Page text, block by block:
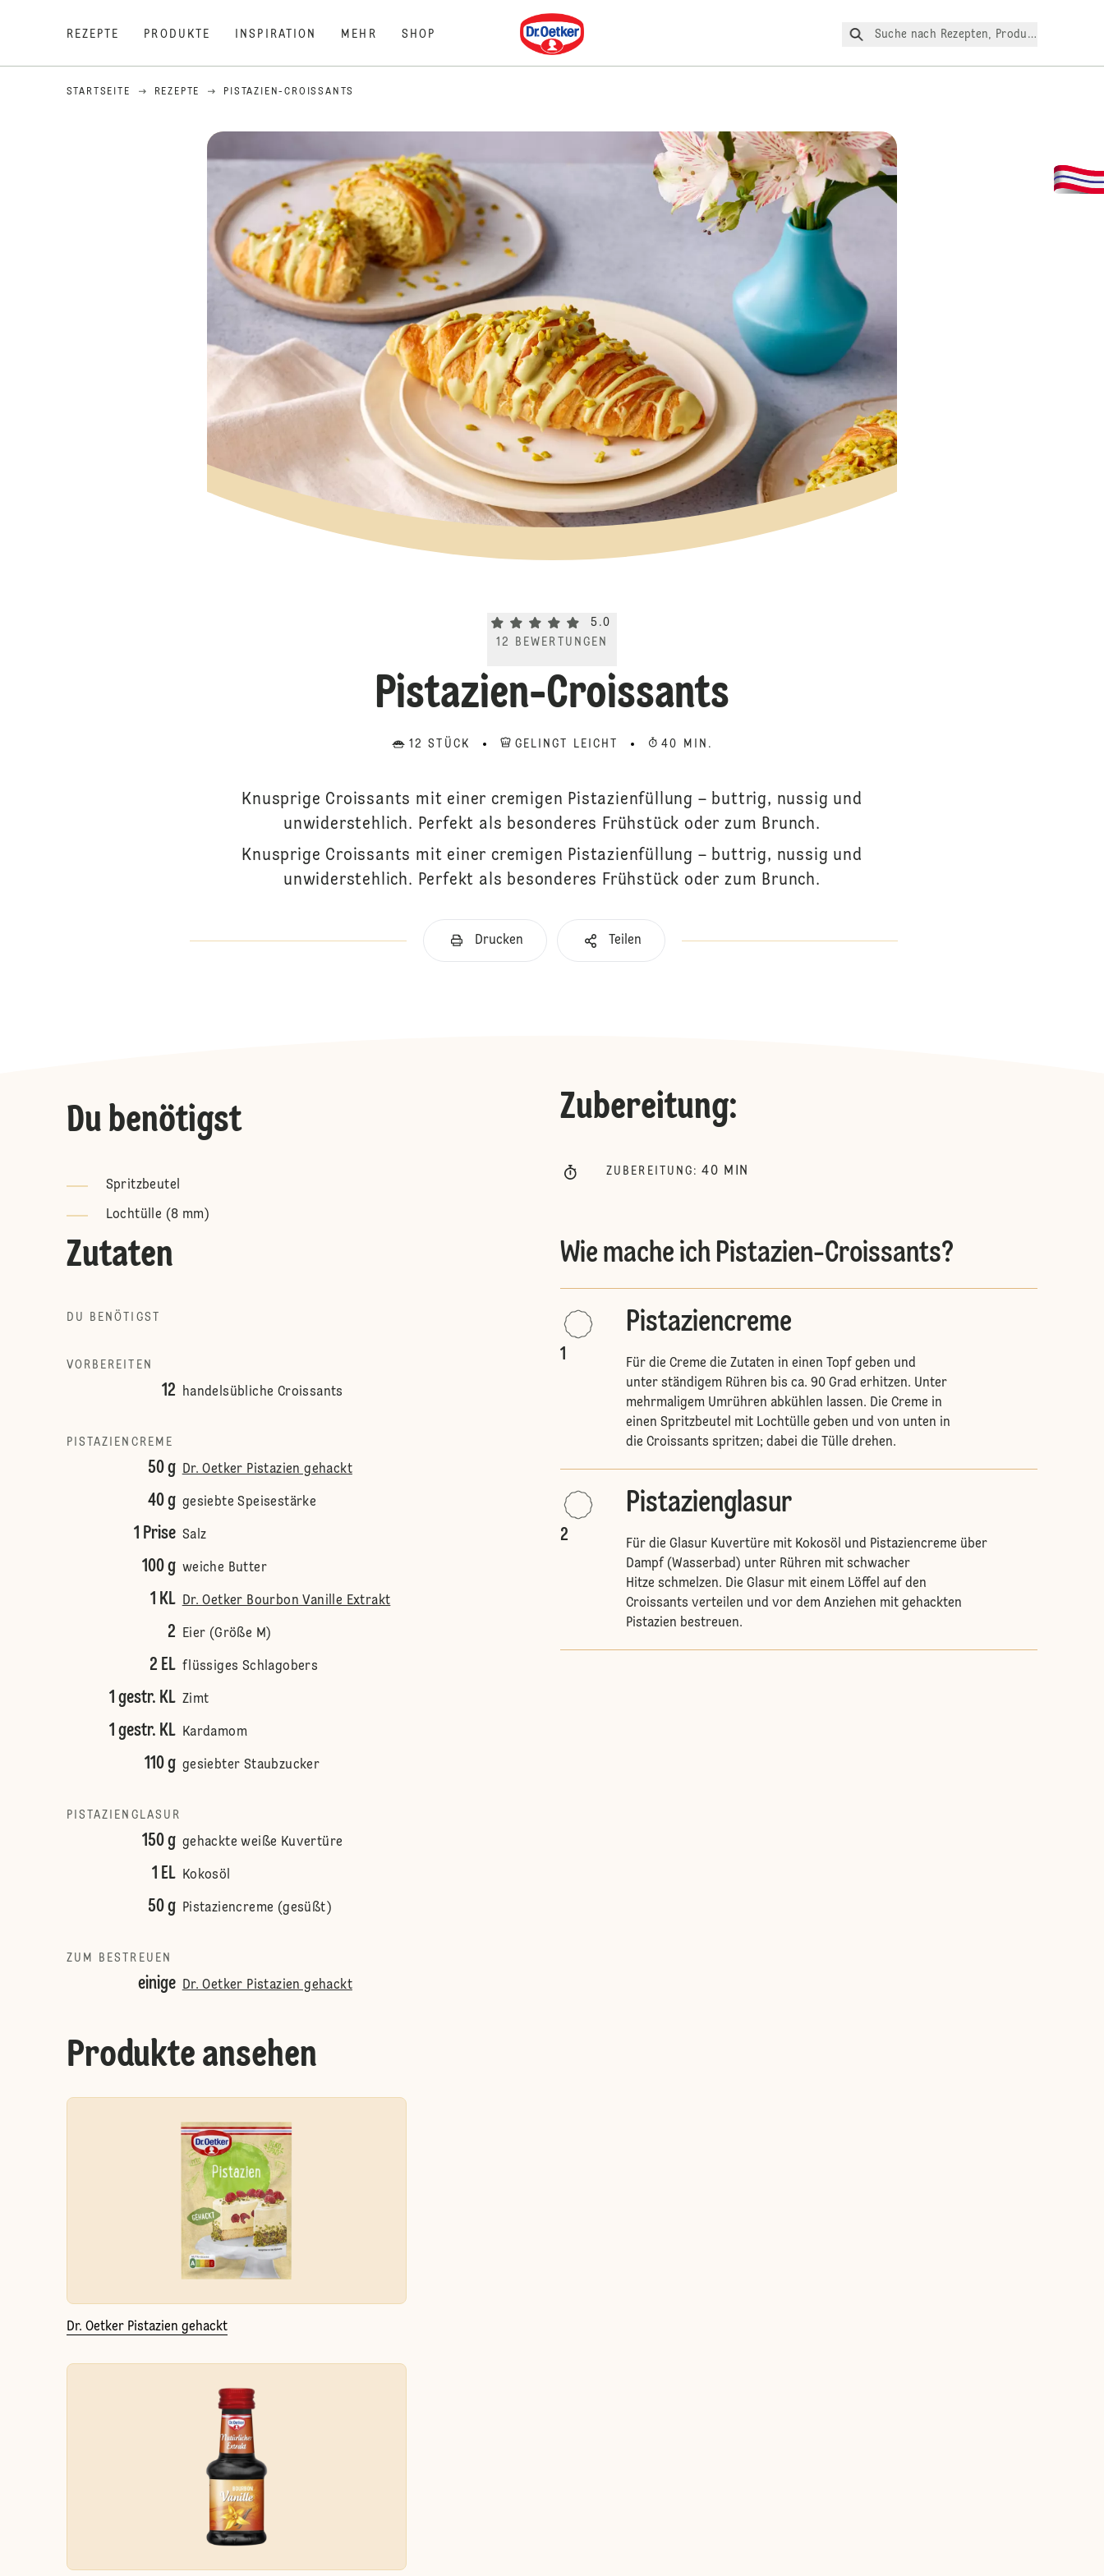
REZEPTE PRODUKTE INSPIRATION MEHR SHOP
Dr. Oetker
Suche nach Rezepten, Produkte, etc.
STARTSEITE REZEPTE PISTAZIEN-CROISSANTS
Current rating 5.0. Click to rate.
5.0
12
BEWERTUNGEN
Pistazien-Croissants
12 STÜCK GELINGT LEICHT 40 MIN.
Knusprige Croissants mit einer cremigen Pistazienfüllung – buttrig, nussig und
unwiderstehlich. Perfekt als besonderes Frühstück oder zum Brunch.
Knusprige Croissants mit einer cremigen Pistazienfüllung – buttrig, nussig und
unwiderstehlich. Perfekt als besonderes Frühstück oder zum Brunch.
Drucken Teilen
Du benötigst
Spritzbeutel
Lochtülle (8 mm)
Zutaten
DU BENÖTIGST
VORBEREITEN
12 handelsübliche Croissants
PISTAZIENCREME
50 g Dr. Oetker Pistazien gehackt
40 g gesiebte Speisestärke
1 Prise Salz
100 g weiche Butter
1 KL Dr. Oetker Bourbon Vanille Extrakt
2 Eier (Größe M)
2 EL flüssiges Schlagobers
1 gestr. KL Zimt
1 gestr. KL Kardamom
110 g gesiebter Staubzucker
PISTAZIENGLASUR
150 g gehackte weiße Kuvertüre
1 EL Kokosöl
50 g Pistaziencreme (gesüßt)
ZUM BESTREUEN
einige Dr. Oetker Pistazien gehackt
Produkte ansehen
Dr. Oetker Pistazien gehackt
Zubereitung:
ZUBEREITUNG : 40 MIN
Wie mache ich Pistazien-Croissants?
1
Pistaziencreme
Für die Creme die Zutaten in einen Topf geben und
unter ständigem Rühren bis ca. 90 Grad erhitzen. Unter
mehrmaligem Umrühren abkühlen lassen. Die Creme in
einen Spritzbeutel mit Lochtülle geben und von unten in
die Croissants spritzen; dabei die Tülle drehen.
2
Pistazienglasur
Für die Glasur Kuvertüre mit Kokosöl und Pistaziencreme über
Dampf (Wasserbad) unter Rühren mit schwacher
Hitze schmelzen. Die Glasur mit einem Löffel auf den
Croissants verteilen und vor dem Anziehen mit gehackten
Pistazien bestreuen.